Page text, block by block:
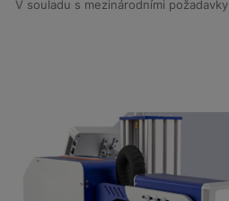
V souladu s mezinárodními požadavky
velmi jednoduché a rychlé.